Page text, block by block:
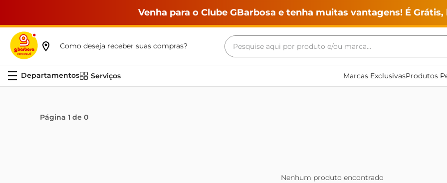
Venha para o Clube GBarbosa e tenha muitas vantagens! É
Como deseja receber suas compras?
Pesquise aqui por produto e/ou marca...
Serviços Marcas ExclusivasProdutos
Página 1 de 0
Nenhum produto encontrado
Termos mais buscados